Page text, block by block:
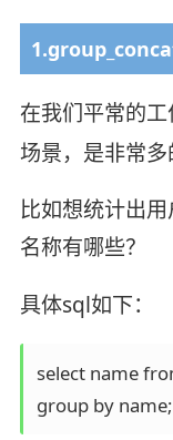
在我们平常的
场景，是非常多
比如想统计出
名称有哪些？
具体sql如下：
select name
group by name;